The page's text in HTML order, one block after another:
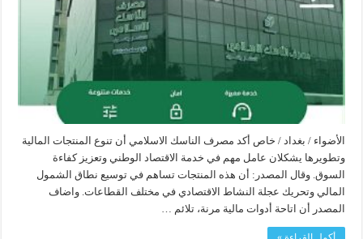
الأضواء / بغداد / خاص أكد مصرف الناسك الاسلامي أن تنوع المنتجات المالية
وتطويرها يشكلان عامل مهم في خدمة الاقتصاد الوطني وتعزيز كفاءة
السوق. وقال المصدر: أن هذه المنتجات تساهم في توسيع نطاق الشمول
المالي وتحريك عجلة النشاط الاقتصادي في مختلف القطاعات. واضاف
المصدر أن اتاحة أدوات مالية مرنة، تلائم …